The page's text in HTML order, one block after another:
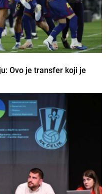
Ovo je transfer koji je